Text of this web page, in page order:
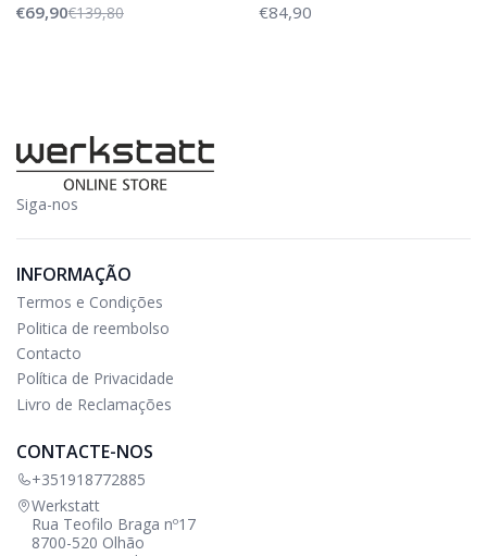
€69,90€139,80 €84,90
Siga-nos
INFORMAÇÃO
Termos e Condições
Politica de reembolso
Contacto
Política de Privacidade
Livro de Reclamações
CONTACTE-NOS
+351918772885
Werkstatt
Rua Teofilo Braga nº17
8700-520 Olhão